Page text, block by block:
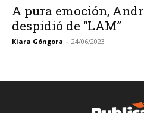
A pura emoción,
despidió de “LAM”
Kiara Góngora - 24/06/2023